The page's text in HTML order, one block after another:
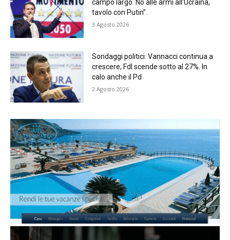
campo largo. No alle armi all’Ucraina,
tavolo con Putin”.
3 Agosto 2026
Sondaggi politici: Vannacci continua a
crescere, FdI scende sotto al 27%. In
calo anche il Pd
2 Agosto 2026